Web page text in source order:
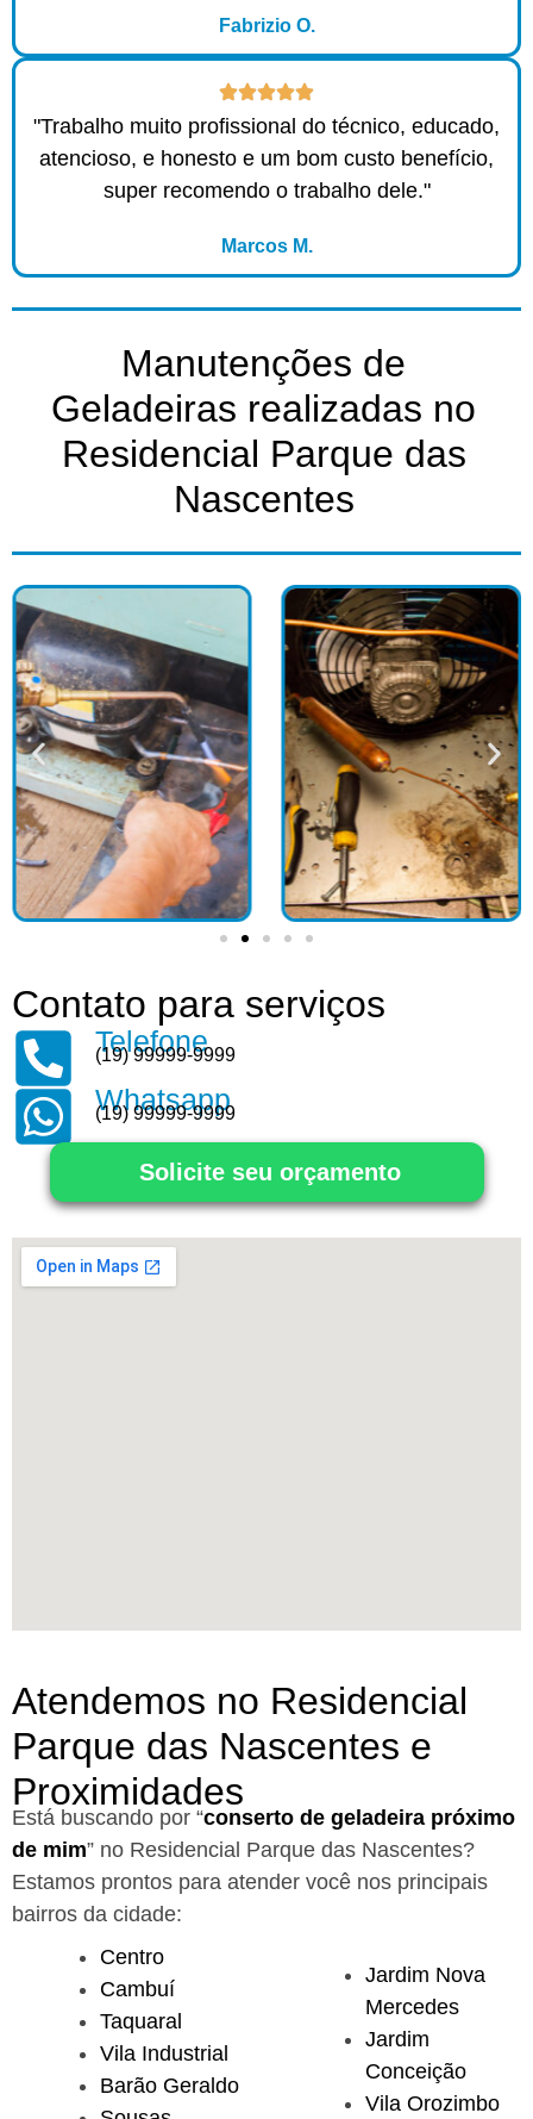
Fabrizio O.
"Trabalho muito profissional do técnico, educado,
atencioso, e honesto e um bom custo benefício,
super recomendo o trabalho dele."
Marcos M.
Manutenções de
Geladeiras realizadas no
Residencial Parque das
Nascentes​
Contato para serviços
Telefone
(19) 99999-9999
Whatsapp
(19) 99999-9999
Solicite seu orçamento
Atendemos no Residencial
Parque das Nascentes e
Proximidades
Está buscando por “conserto de geladeira próximo
de mim” no Residencial Parque das Nascentes?
Estamos prontos para atender você nos principais
bairros da cidade:
Centro
Cambuí
Taquaral
Vila Industrial
Barão Geraldo
Jardim Nova
Mercedes
Jardim
Conceição
Vila Orozimbo